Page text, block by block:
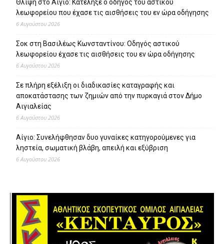
Θλίψη στο Αίγιο: Κατέληξε ο οδηγός του αστικού
λεωφορείου που έχασε τις αισθήσεις του εν ώρα οδήγησης
6 Αυγούστου 2026
Σοκ στη Βασιλέως Κωνσταντίνου: Οδηγός αστικού
λεωφορείου έχασε τις αισθήσεις του εν ώρα οδήγησης
6 Αυγούστου 2026
Σε πλήρη εξέλιξη οι διαδικασίες καταγραφής και
αποκατάστασης των ζημιών από την πυρκαγιά στον Δήμο
Αιγιαλείας
6 Αυγούστου 2026
Αίγιο: Συνελήφθησαν δυο γυναίκες κατηγορούμενες για
ληστεία, σωματική βλάβη, απειλή και εξύβριση
6 Αυγούστου 2026